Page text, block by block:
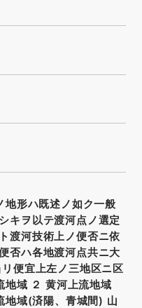
地形ハ既述ノ如ク一般
キヲ以テ渡河点ノ選定
渡河技術上ノ便否ニ依
否ハ各地渡河点共ニ大
便宜上左ノ三地区ニ区
地域 ２ 黄河上流地域
地域(済陽、青城間) 山